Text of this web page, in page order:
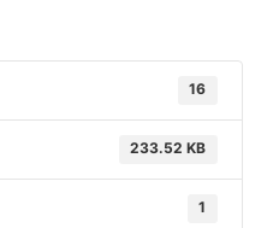
16
233.52 KB
1